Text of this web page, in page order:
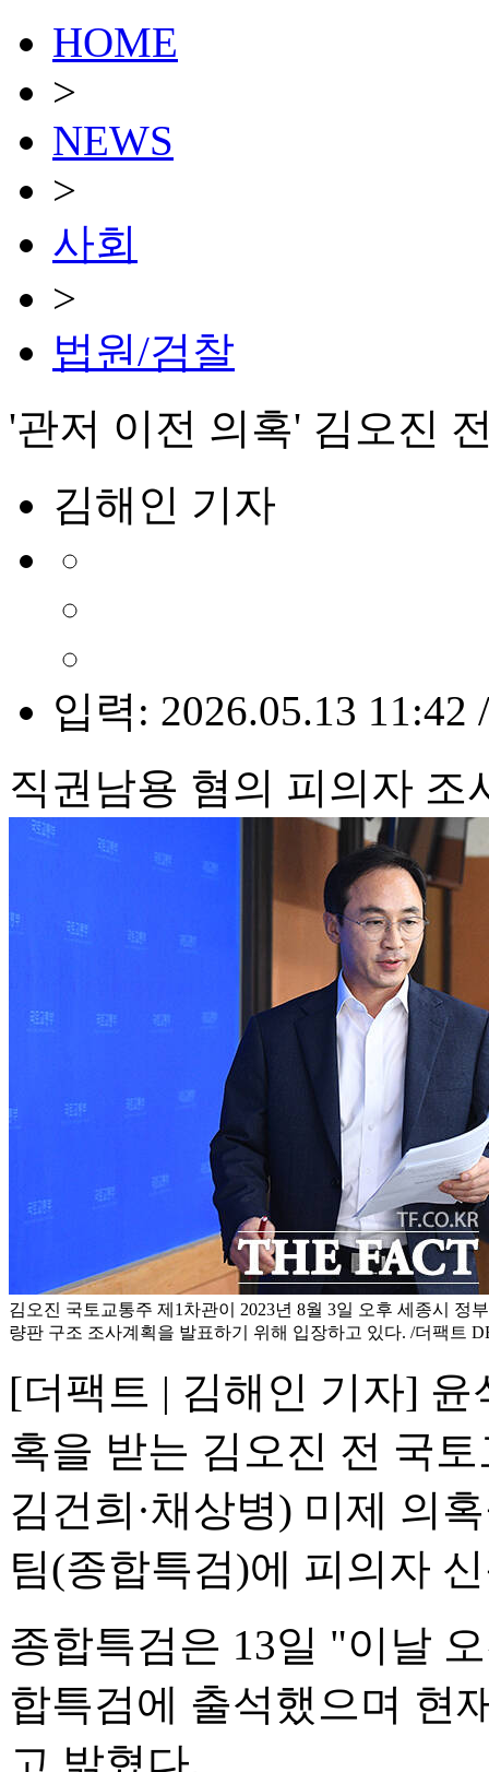
HOME
>
NEWS
>
사회
>
법원/검찰
'관저 이전 의혹' 김오진
김해인 기자
입력: 2026.05.13 11:42
직권남용 혐의 피의자 조
김오진 국토교통주 제1차관이 2023년 8월 3일 오후 세종시 정
량판 구조 조사계획을 발표하기 위해 입장하고 있다. /더팩트
[더팩트 | 김해인 기자]
혹을 받는 김오진 전 국
김건희·채상병) 미제 의
팀(종합특검)에 피의자
종합특검은 13일 "이날
합특검에 출석했으며 현